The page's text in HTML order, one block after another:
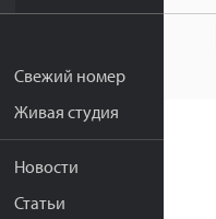
Свежий номер
Живая студия
Новости
Статьи